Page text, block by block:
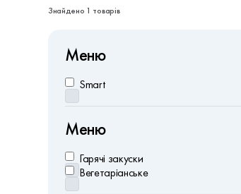
Знайдено 1 товарів
Меню
Smart
Меню
Гарячі закуски
Вегетаріанське